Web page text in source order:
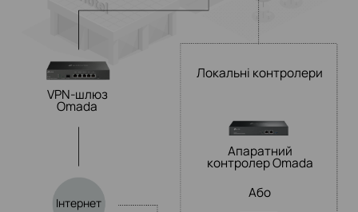
VPN-шлюз
Omada
Локальні контролери
Апаратний
контролер Omada
Або
Інтернет